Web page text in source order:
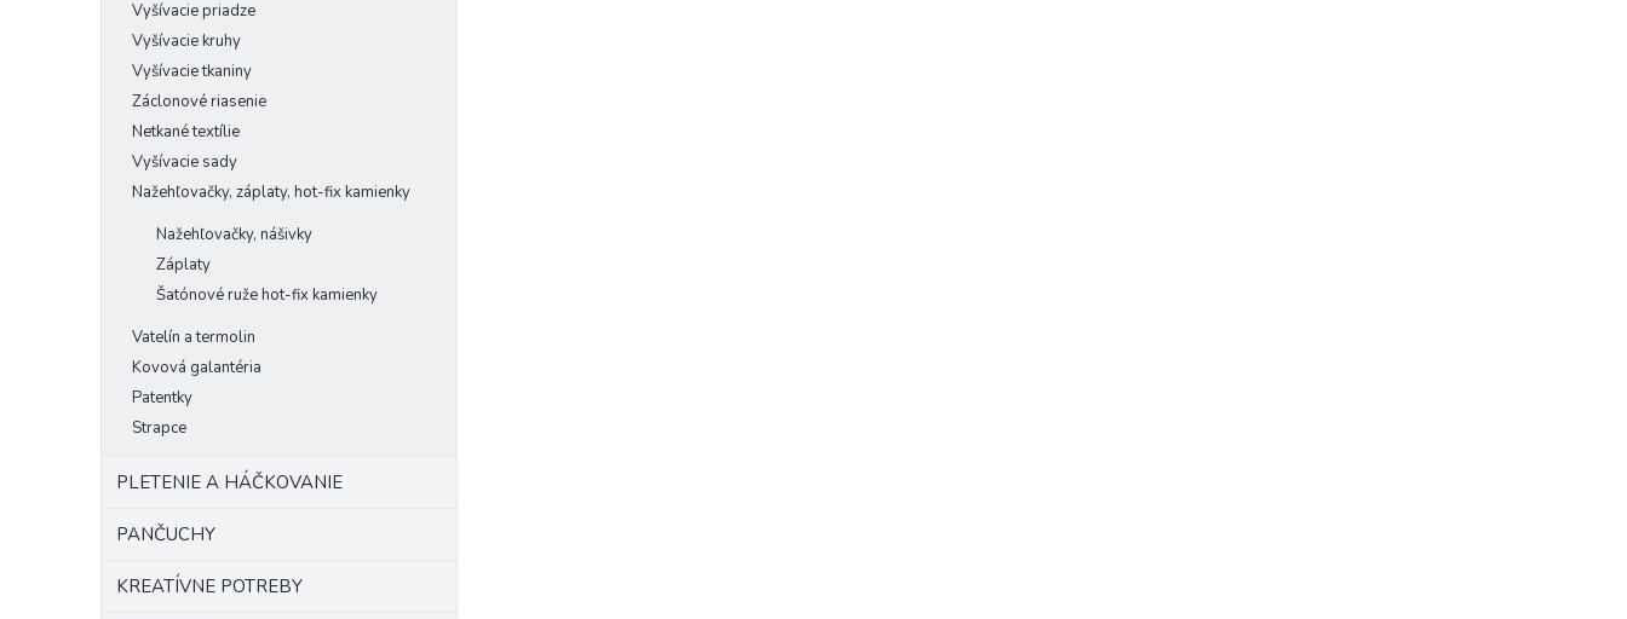
Vyšívacie priadze
Vyšívacie kruhy
Vyšívacie tkaniny
Záclonové riasenie
Netkané textílie
Vyšívacie sady
Nažehľovačky, záplaty, hot-fix kamienky
Nažehľovačky, nášivky
Záplaty
Šatónové ruže hot-fix kamienky
Vatelín a termolin
Kovová galantéria
Patentky
Strapce
PLETENIE A HÁČKOVANIE
PANČUCHY
KREATÍVNE POTREBY